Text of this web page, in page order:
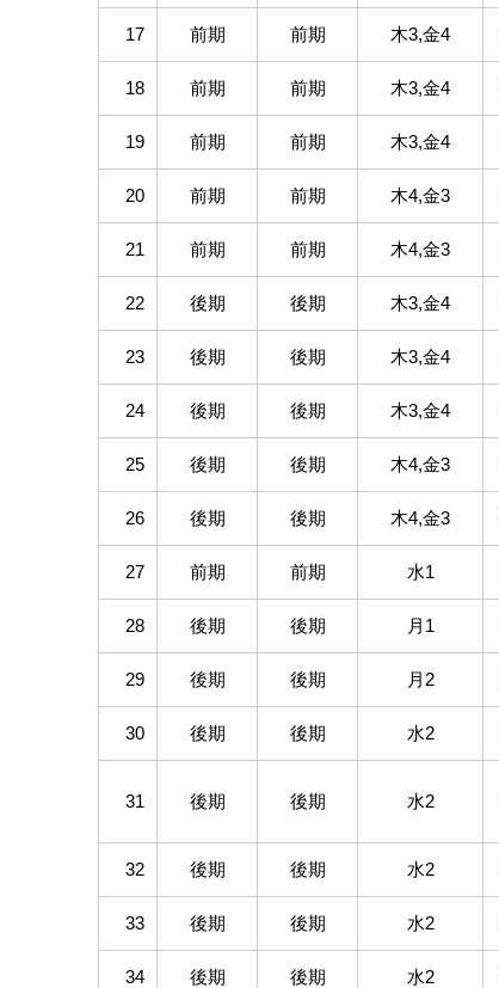
17 前期 前期 木3,金4
18 前期 前期 木3,金4
19 前期 前期 木3,金4
20 前期 前期 木4,金3
21 前期 前期 木4,金3
22 後期 後期 木3,金4
23 後期 後期 木3,金4
24 後期 後期 木3,金4
25 後期 後期 木4,金3
26 後期 後期 木4,金3
27 前期 前期 水1
28 後期 後期 月1
29 後期 後期 月2
30 後期 後期 水2
31 後期 後期 水2
32 後期 後期 水2
33 後期 後期 水2
34 後期 後期 水2